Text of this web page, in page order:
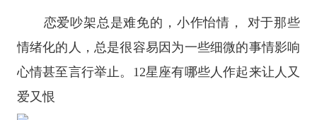
恋爱吵架总是难免的，小作怡情， 对于那些
情绪化的人，总是很容易因为一些细微的事情影响
心情甚至言行举止。 12星座有哪些人作起来让人又
爱又恨